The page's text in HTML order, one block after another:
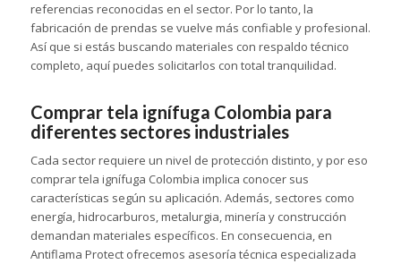
referencias reconocidas en el sector. Por lo tanto, la
fabricación de prendas se vuelve más confiable y profesional.
Así que si estás buscando materiales con respaldo técnico
completo, aquí puedes solicitarlos con total tranquilidad.
Comprar tela ignífuga Colombia para
diferentes sectores industriales
Cada sector requiere un nivel de protección distinto, y por eso
comprar tela ignífuga Colombia implica conocer sus
características según su aplicación. Además, sectores como
energía, hidrocarburos, metalurgia, minería y construcción
demandan materiales específicos. En consecuencia, en
Antiflama Protect ofrecemos asesoría técnica especializada